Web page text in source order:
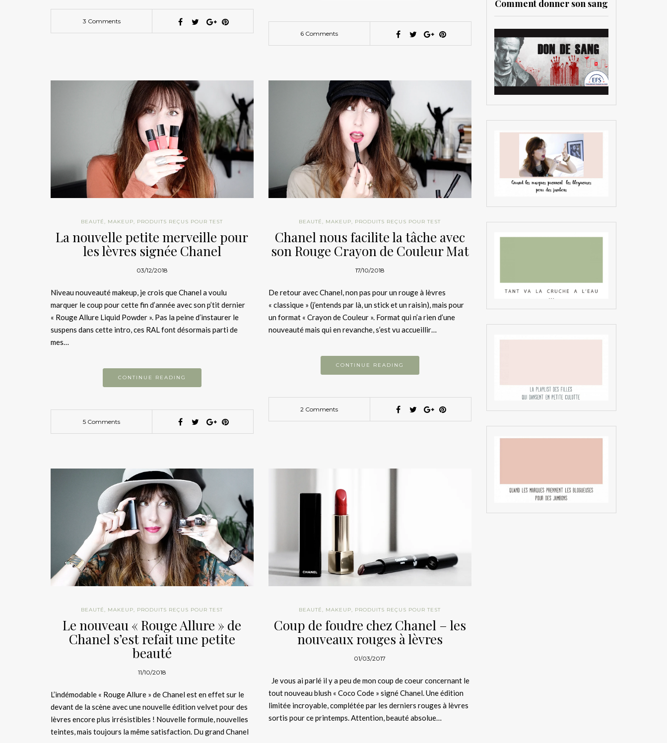
3 Comments
6 Comments
BEAUTÉ, MAKEUP, PRODUITS REÇUS POUR TEST
La nouvelle petite merveille pour
les lèvres signée Chanel
03/12/2018
Niveau nouveauté makeup, je crois que Chanel a voulu
marquer le coup pour cette fin d’année avec son p’tit dernier
« Rouge Allure Liquid Powder ». Pas la peine d’instaurer le
suspens dans cette intro, ces RAL font désormais parti de
mes…
CONTINUE READING
5 Comments
BEAUTÉ, MAKEUP, PRODUITS REÇUS POUR TEST
Chanel nous facilite la tâche avec
son Rouge Crayon de Couleur Mat
17/10/2018
De retour avec Chanel, non pas pour un rouge à lèvres
« classique » (j’entends par là, un stick et un raisin), mais pour
un format « Crayon de Couleur ». Format qui n’a rien d’une
nouveauté mais qui en revanche, s’est vu accueillir…
CONTINUE READING
2 Comments
BEAUTÉ MAKEUP PRODUITS REÇUS POUR TEST
Le nouveau « Rouge Allure » de
Chanel s’est refait une petite
beauté
11/10/2018
L’indémodable « Rouge Allure » de Chanel est en effet sur le
devant de la scène avec une nouvelle édition velvet pour des
lèvres encore plus irrésistibles ! Nouvelle formule, nouvelles
teintes, mais toujours la même satisfaction. Du grand Chanel
BEAUTÉ MAKEUP PRODUITS REÇUS POUR TEST
Coup de foudre chez Chanel – les
nouveaux rouges à lèvres
01/03/2017
Je vous ai parlé il y a peu de mon coup de coeur concernant le
tout nouveau blush « Coco Code » signé Chanel. Une édition
limitée incroyable, complétée par les derniers rouges à lèvres
sortis pour ce printemps. Attention, beauté absolue…
Comment donner son sang